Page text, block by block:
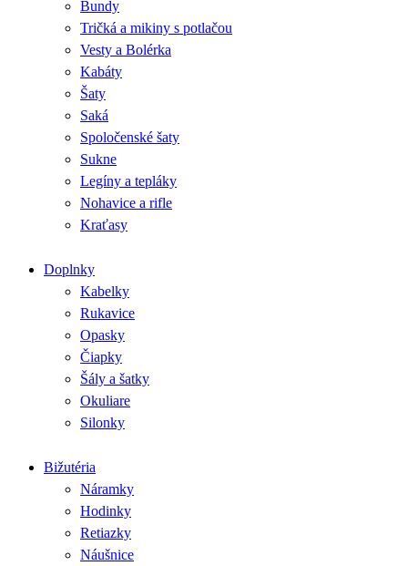
Bundy
Tričká a mikiny s potlačou
Vesty a Bolérka
Kabáty
Šaty
Saká
Spoločenské šaty
Sukne
Legíny a tepláky
Nohavice a rifle
Kraťasy
Doplnky
Kabelky
Rukavice
Opasky
Čiapky
Šály a šatky
Okuliare
Silonky
Bižutéria
Náramky
Hodinky
Retiazky
Náušnice